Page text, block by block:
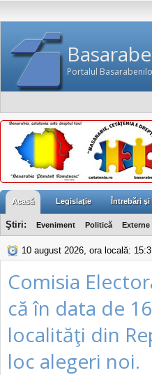
Portalul
Acasă Legislaţie Întrebări
Ştiri: Eveniment Politică Externe
10 august 2026, ora locală:
Comisia
că în data de
localităţi din
loc alegeri noi.